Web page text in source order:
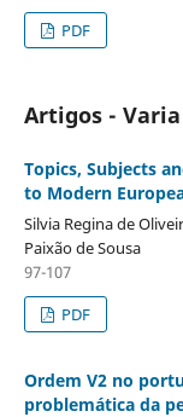
PDF
Artigos - Varia
Topics, Subjects
to Modern
Silvia Regina de
Paixão de Sousa
97-107
PDF
Ordem V2 no
problemática da